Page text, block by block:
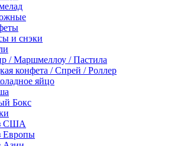
и снэки
/ Маршмеллоу / Пастила
конфета / Спрей / Роллер
яйцо
Бокс
США
Европы